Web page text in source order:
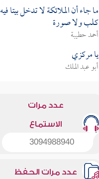
ما جاء أن الملائكة لا تدخل بيتا فيه
كلب ولا صورة
أحمد حطيبة
يا مركزي
أبو عبد الملك
عدد مرات
الاستماع
3094988940
عدد مرات الحفظ